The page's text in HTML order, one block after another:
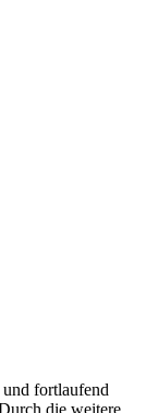
fortlaufend
die weitere